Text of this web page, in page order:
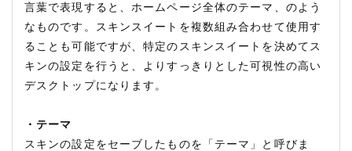
言葉で表現すると、ホームページ全体のテーマ、のよう
なものです。スキンスイートを複数組み合わせて使用す
ることも可能ですが、特定のスキンスイートを決めてス
キンの設定を行うと、よりすっきりとした可視性の高い
デスクトップになります。
・テーマ
スキンの設定をセーブしたものを「テーマ」と呼びま